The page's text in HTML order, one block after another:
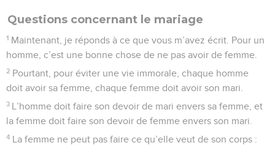
Questions concernant le mariage
1 Maintenant, je réponds à ce que vous m’avez écrit. Pour un
homme, c’est une bonne chose de ne pas avoir de femme.
2 Pourtant, pour éviter une vie immorale, chaque homme
doit avoir sa femme, chaque femme doit avoir son mari.
3 L’homme doit faire son devoir de mari envers sa femme, et
la femme doit faire son devoir de femme envers son mari.
4 La femme ne peut pas faire ce qu’elle veut de son corps :